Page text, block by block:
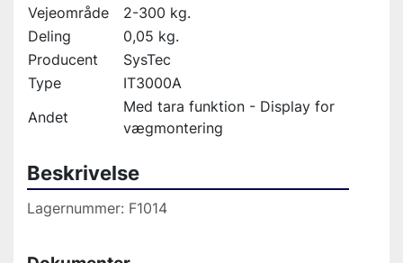
Vejeområde
2-300 kg.
Deling
0,05 kg.
Producent
SysTec
Type
IT3000A
Andet
Med tara funktion - Display for
vægmontering
Beskrivelse
Lagernummer: F1014